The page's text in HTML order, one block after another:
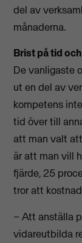
del av
månaderna.
Brist på tid
De vanligaste
ut en del av
kompetens
tid över till
att man valt
är att man vill
fjärde, 25
tror att
– Att anställa
vidareutbilda